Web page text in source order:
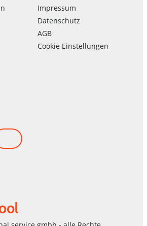
Impressum
Datenschutz
AGB
Cookie Einstellungen